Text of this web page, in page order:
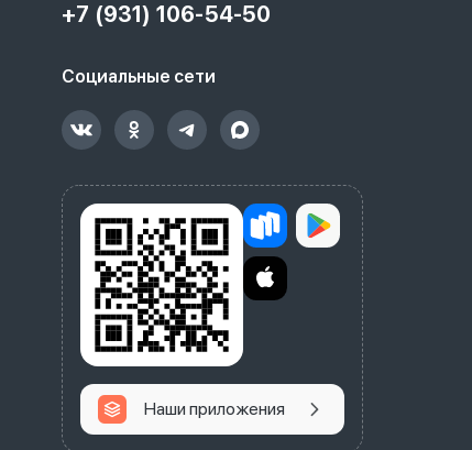
+7 (931) 106-54-50
Социальные сети
Наши приложения